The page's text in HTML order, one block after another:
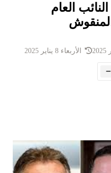
العام
الأربعاء 8 يناير 2025